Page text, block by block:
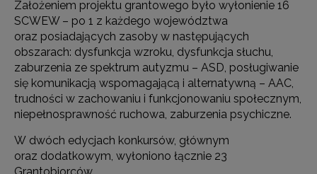
Założeniem projektu grantowego było wyłonienie 16
SCWEW – po 1 z każdego województwa
oraz posiadających zasoby w następujących
obszarach: dysfunkcja wzroku, dysfunkcja słuchu,
zaburzenia ze spektrum autyzmu – ASD, posługiwanie
się komunikacją wspomagającą i alternatywną – AAC,
trudności w zachowaniu i funkcjonowaniu społecznym,
niepełnosprawność ruchowa, zaburzenia psychiczne.
W dwóch edycjach konkursów, głównym
oraz dodatkowym, wyłoniono łącznie 23